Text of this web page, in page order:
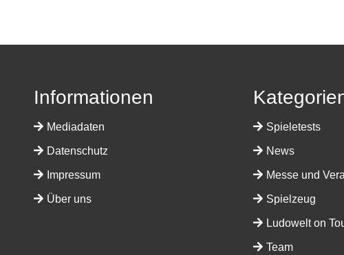
Informationen
Mediadaten
Datenschutz
Impressum
Über uns
Spieletests
News
Messe und
Spielzeug
Ludowelt on
Team